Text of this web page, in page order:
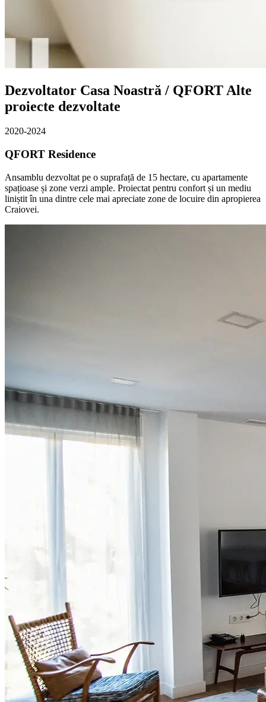
Dezvoltator Casa Noastră / QFORT Alte
proiecte dezvoltate
2020-2024
QFORT Residence
Ansamblu dezvoltat pe o suprafață de 15 hectare, cu apartamente
spațioase și zone verzi ample. Proiectat pentru confort și un mediu
liniștit în una dintre cele mai apreciate zone de locuire din apropierea
Craiovei.